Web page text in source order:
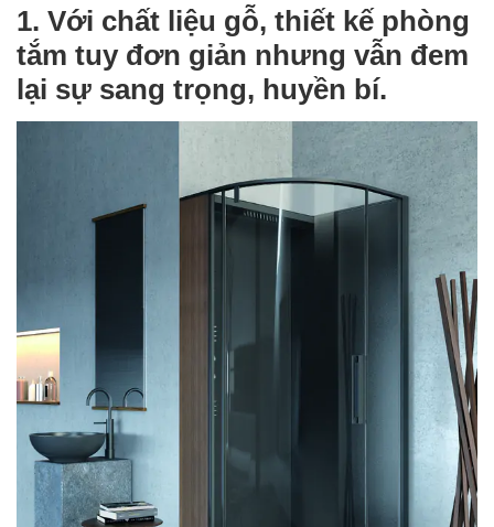
1. Với chất liệu gỗ, thiết kế phòng
tắm tuy đơn giản nhưng vẫn đem
lại sự sang trọng, huyền bí.